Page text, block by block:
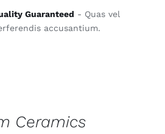
Guaranteed - Quas vel
accusantium.
Ceramics